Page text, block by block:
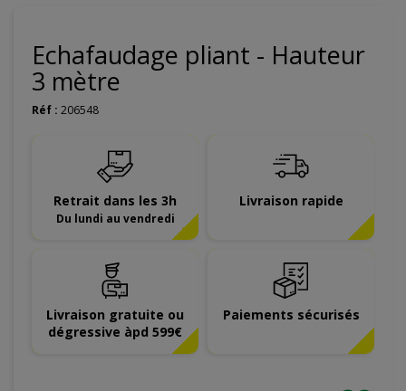
Echafaudage pliant - Hauteur
3 mètre
Réf : 206548
Retrait dans les 3h
Du lundi au vendredi
Livraison rapide
Livraison gratuite ou
dégressive àpd 599€
Paiements sécurisés